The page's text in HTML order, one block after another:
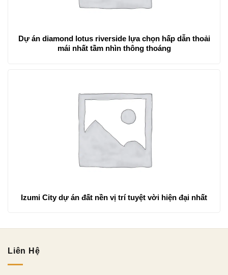
Dự án diamond lotus riverside lựa chọn hấp dẫn thoải
mái nhất tầm nhìn thông thoáng
Izumi City dự án đất nền vị trí tuyệt vời hiện đại nhất
Liên Hệ